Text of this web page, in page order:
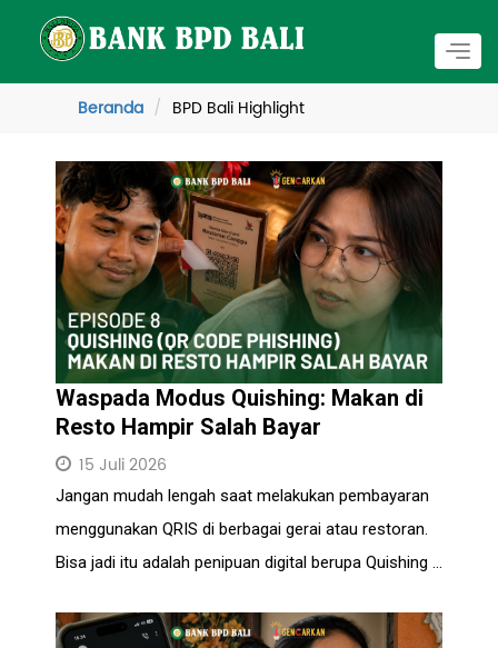
Beranda
BPD Bali Highlight
Waspada Modus Quishing: Makan di
Resto Hampir Salah Bayar
15 Juli 2026
Jangan mudah lengah saat melakukan pembayaran
menggunakan QRIS di berbagai gerai atau restoran.
Bisa jadi itu adalah penipuan digital berupa Quishing ...